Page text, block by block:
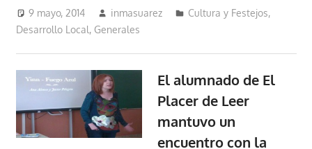
9 mayo, 2014 inmasuarez Cultura y Festejos,
Desarrollo Local, Generales
El alumnado de El
Placer de Leer
mantuvo un
encuentro con la